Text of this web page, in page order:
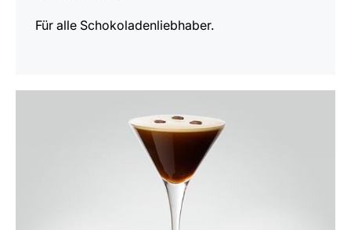
Für alle Schokoladenliebhaber.